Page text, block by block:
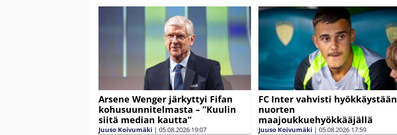
Arsene Wenger järkyttyi Fifan
kohusuunnitelmasta – ”Kuulin
siitä median kautta”
Juuso Koivumäki | 05.08.2026 19:07
FC Inter vahvisti hyökkäystään
nuorten
maajoukkuehyökkääjällä
Juuso Koivumäki | 05.08.2026 17:59